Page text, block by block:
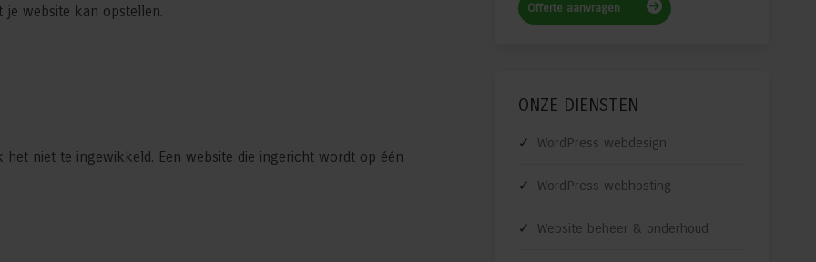
je website kan opstellen.
niet te ingewikkeld. Een website die ingericht wordt op één
Offerte aanvragen
ONZE DIENSTEN
WordPress webdesign
WordPress webhosting
Website beheer & onderhoud